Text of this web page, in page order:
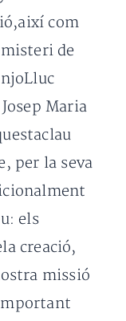
com
de
Maria
per la seva
els
creació,
missió